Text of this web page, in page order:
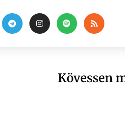
Kövessen